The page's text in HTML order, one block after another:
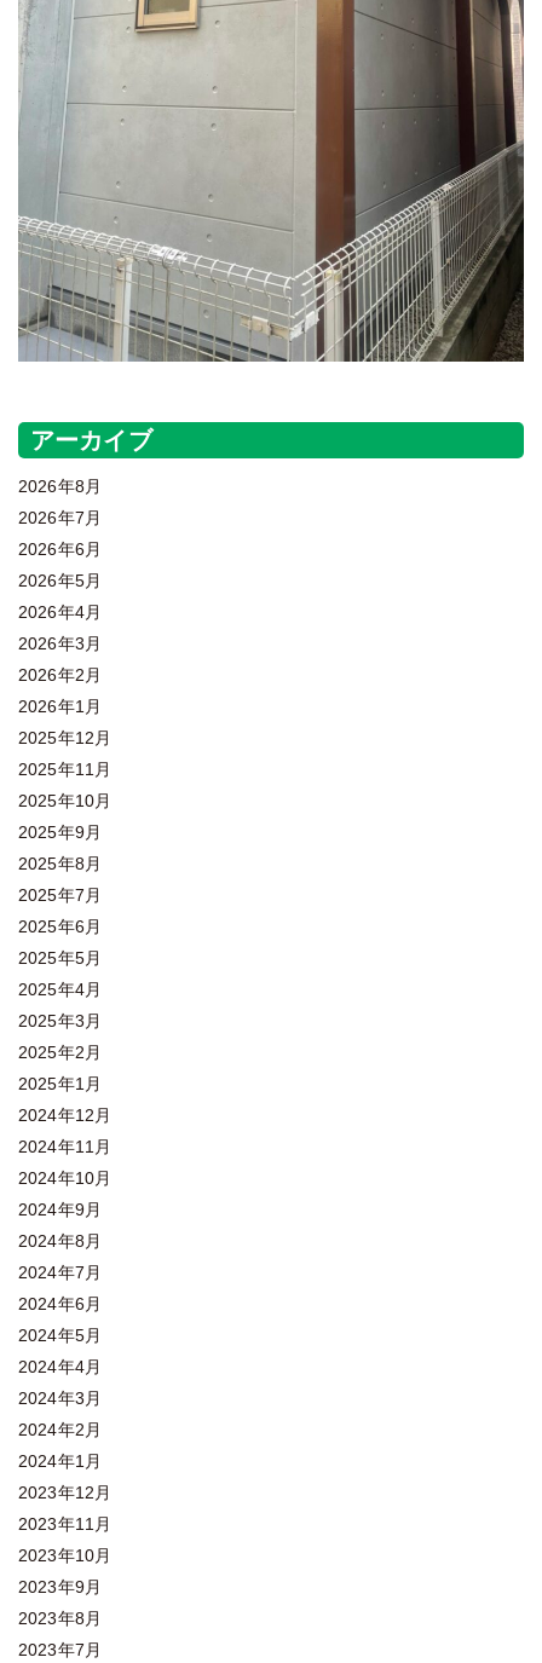
アーカイブ
2026年8月
2026年7月
2026年6月
2026年5月
2026年4月
2026年3月
2026年2月
2026年1月
2025年12月
2025年11月
2025年10月
2025年9月
2025年8月
2025年7月
2025年6月
2025年5月
2025年4月
2025年3月
2025年2月
2025年1月
2024年12月
2024年11月
2024年10月
2024年9月
2024年8月
2024年7月
2024年6月
2024年5月
2024年4月
2024年3月
2024年2月
2024年1月
2023年12月
2023年11月
2023年10月
2023年9月
2023年8月
2023年7月